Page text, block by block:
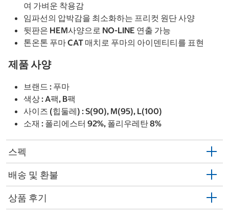
여 가벼운 착용감
임파선의 압박감을 최소화하는 프리컷 원단 사양
뒷판은 HEM사양으로 NO-LINE 연출 가능
톤온톤 푸마 CAT 매치로 푸마의 아이덴티티를 표현
제품 사양
브랜드 : 푸마
색상 : A팩, B팩
사이즈 (힙둘레) : S(90), M(95), L(100)
소재 : 폴리에스터 92%, 폴리우레탄 8%
스펙
배송 및 환불
상품 후기